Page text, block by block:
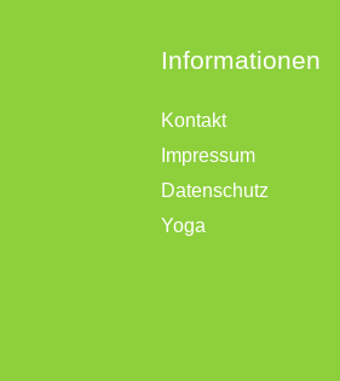
Informationen
Kontakt
Impressum
Datenschutz
Yoga